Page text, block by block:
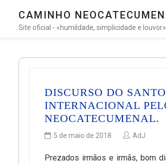
CAMINHO
Site oficial - «humildade, simplicidade e louvor»
DISCURSO DO
INTERNACIONAL
NEOCATECUMENAL.
5 de maio de 2018 AdJ
Prezados irmãos e irmãs, bom